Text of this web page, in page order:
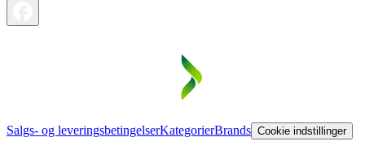
Salgs- og leveringsbetingelserKategorierBrands Cookie indstillinger